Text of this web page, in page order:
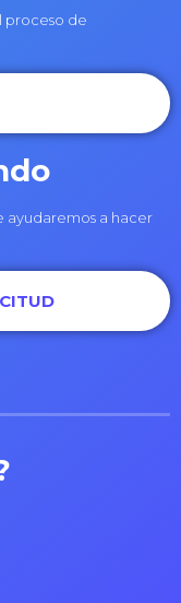
proceso de
ayudaremos a hacer